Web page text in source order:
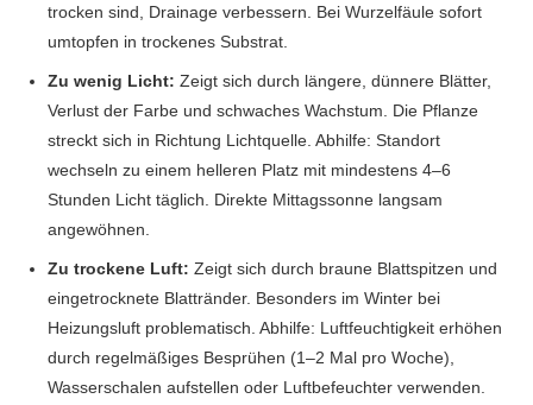
trocken sind, Drainage verbessern. Bei Wurzelfäule sofort
umtopfen in trockenes Substrat.
Zu wenig Licht: Zeigt sich durch längere, dünnere Blätter,
Verlust der Farbe und schwaches Wachstum. Die Pflanze
streckt sich in Richtung Lichtquelle. Abhilfe: Standort
wechseln zu einem helleren Platz mit mindestens 4–6
Stunden Licht täglich. Direkte Mittagssonne langsam
angewöhnen.
Zu trockene Luft: Zeigt sich durch braune Blattspitzen und
eingetrocknete Blattränder. Besonders im Winter bei
Heizungsluft problematisch. Abhilfe: Luftfeuchtigkeit erhöhen
durch regelmäßiges Besprühen (1–2 Mal pro Woche),
Wasserschalen aufstellen oder Luftbefeuchter verwenden.